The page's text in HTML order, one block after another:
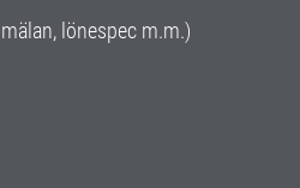
lönespec m.m.)